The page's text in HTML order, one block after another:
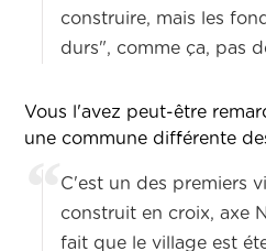
construire, mais les
durs", comme ça, pas
Vous l'avez peut-être
une commune différente
C'est un des premiers
construit en croix, axe
fait que le village est